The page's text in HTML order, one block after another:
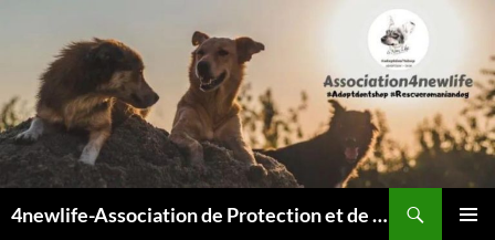
4newlife-Association de Protection et de défense animale. Loi de 1908